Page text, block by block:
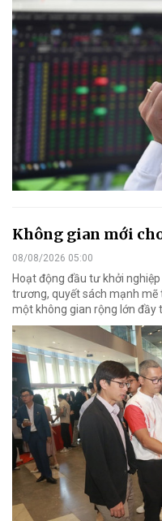
Không gian mới
08/08/2026 05:00
Hoạt động đầu tư khởi
trương, quyết sách mạnh mẽ
một không gian rộng lớn đầy